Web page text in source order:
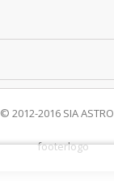
© 2012-2016 SIA ASTRO